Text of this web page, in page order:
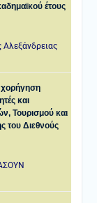
έτους
Αλεξάνδρειας
και
Τουρισμού και
του Διεθνούς